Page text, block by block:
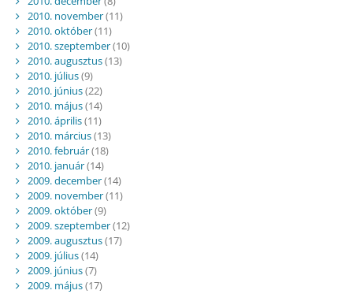
2010. november(11)
2010. október(11)
2010. szeptember(10)
2010. augusztus(13)
2010. július(9)
2010. június(22)
2010. május(14)
2010. április(11)
2010. március(13)
2010. február(18)
2010. január(14)
2009. december(14)
2009. november(11)
2009. október(9)
2009. szeptember(12)
2009. augusztus(17)
2009. július(14)
2009. június(7)
2009. május(17)